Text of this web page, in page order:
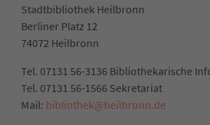
Stadtbibliothek Heilbronn
Berliner Platz 12
74072 Heilbronn
Tel. 07131 56-3136 Bibliothekarische
Tel. 07131 56-1566 Sekretariat
Mail: bibliothek@heilbronn.de